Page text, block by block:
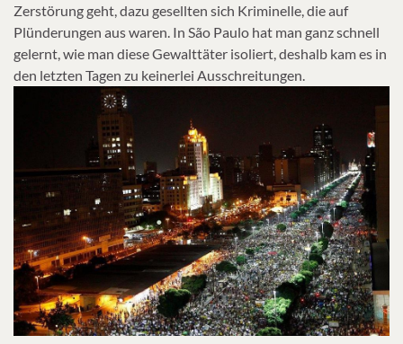
Zerstörung geht, dazu gesellten sich Kriminelle, die auf
Plünderungen aus waren. In São Paulo hat man ganz schnell
gelernt, wie man diese Gewalttäter isoliert, deshalb kam es in
den letzten Tagen zu keinerlei Ausschreitungen.